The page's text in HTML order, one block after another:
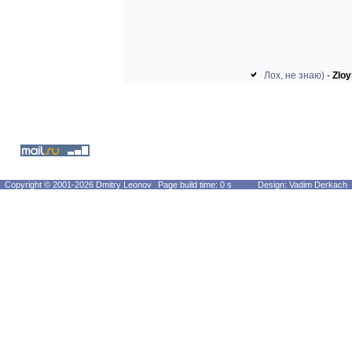
Лох, не знаю) -
Copyright © 2001-2026 Dmitry Leonov Page build time: 0 s Design: Vadim Derkach